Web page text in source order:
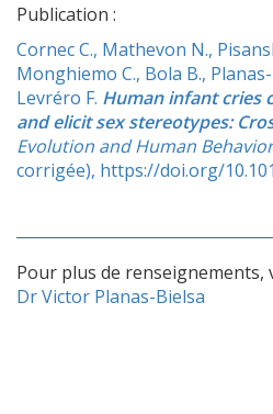
Publication :
Cornec C., Mathevon N.,
Monghiemo C., Bola B.,
Levréro F. Human infant cries
and elicit sex stereotypes:
Evolution and Human Behavior
corrigée), https://doi.org/
Pour plus de renseignements,
Dr Victor Planas-Bielsa